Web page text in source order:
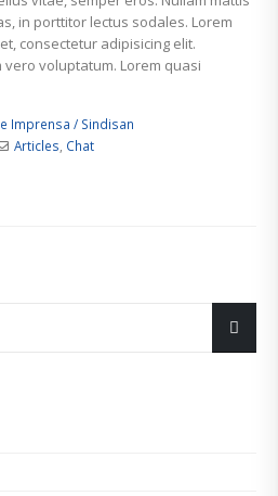
in porttitor lectus sodales. Lorem
consectetur adipisicing elit.
voluptatum. Lorem quasi
Imprensa / Sindisan
Articles, Chat